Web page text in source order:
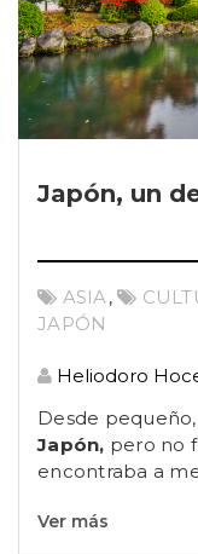
Japón, un
ASIA,
JAPÓN
Heliodoro
Desde
Japón, pero no
encontraba a
Ver más